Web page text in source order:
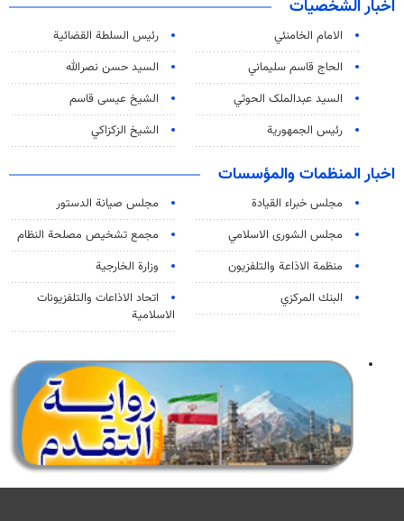
اخبار الشخصيات
الامام الخامنئي
رئیس السلطة القضائیة
الحاج قاسم سليماني
السيد حسن نصرالله
السید عبدالملک الحوثي
الشيخ عيسى قاسم
رئيس الجمهورية
الشيخ الزكزاكي
اخبار المنظمات والمؤسسات
مجلس خبراء القيادة
مجلس صيانة الدستور
مجلس الشورى الاسلامي
مجمع تشخيص مصلحة النظام
منظمة الاذاعة والتلفزیون
وزارة الخارجية
البنك المركزي
اتحاد الاذاعات والتلفزيونات
الاسلامية